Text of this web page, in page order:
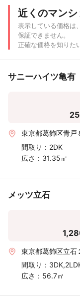
近くのマン
表示している価格は
保証できません。
正確な価格を知りた
サニーハイツ亀有
東京都葛飾区青戸
間取り： 2DK
広さ： 31.35㎡
メッツ立石
東京都葛飾区立石
間取り：
広さ： 56.7㎡